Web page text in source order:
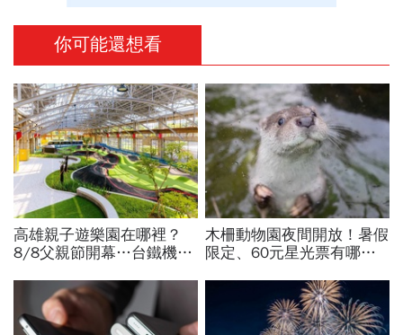
你可能還想看
高雄親子遊樂園在哪裡？
8/8父親節開幕…台鐵機廠
門票嗎？營業時間、交通一
文看
木柵動物園夜間開放！暑假
限定、60元星光票有哪些
間、門票、最佳遊園路線總